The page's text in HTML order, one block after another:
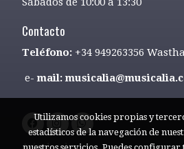
Contacto
Teléfono: +34 949263356
e-mail:
Aviso legal
Utilizamos cookies propias y
estadísticos de la navegación de